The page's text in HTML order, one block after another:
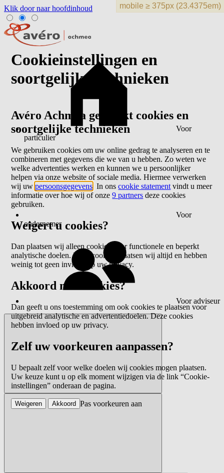
Klik door naar hoofdinhoud
Voor
particulier
Voor
ondernemer
Voor adviseur
Cookieinstellingen en
soortgelijke technieken
Avéro Achmea gebruikt cookies en
soortgelijke technieken
We gebruiken cookies om uw online gedrag te analyseren en te
combineren met gegevens die we van u hebben. Zo weten we
welke advertenties werken en kunnen we u persoonlijker
helpen via onze website of sociale media. Hiermee verwerken
wij uwpersoonsgegevens . In onscookie statement vindt u meer
informatie over hoe wij of onze9 partners deze cookies
gebruiken.
Weigert u cookies?
Dan plaatsen wij alleen cookies voor functionele en beperkt
analytische doelen. Deze cookies plaatsen wij altijd en hebben
weinig tot geen invloed op uw privacy.
Akkoord met cookies?
Dan geeft u ons toestemming om ook cookies te plaatsen voor
uitgebreid analytische en advertentiedoelen. Deze cookies
hebben invloed op uw privacy.
Zelf uw voorkeuren aanpassen?
U bepaalt zelf voor welke doelen wij cookies mogen plaatsen.
Uw keuze kunt u op elk moment wijzigen via de link “Cookie-
instellingen” onderaan de pagina.
Pas voorkeuren aan
Weigeren Akkoord